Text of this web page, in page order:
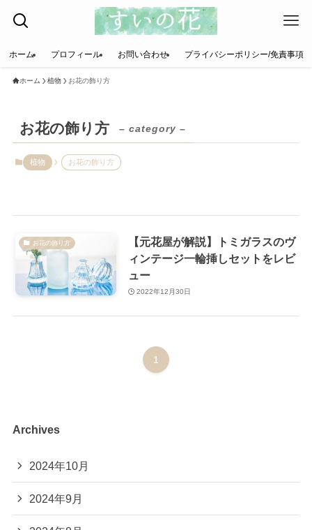
ホーム プロフィール お問い合わせ プライバシーポリシー/免責事項
ホーム 植物 お花の飾り方
お花の飾り方 – category –
植物 お花の飾り方
お花の飾り方
【元花屋が解説】トミガラスのヴ
ィンテージ一輪挿しセットをレビ
ュー
2022年12月30日
1
Archives
2024年10月
2024年9月